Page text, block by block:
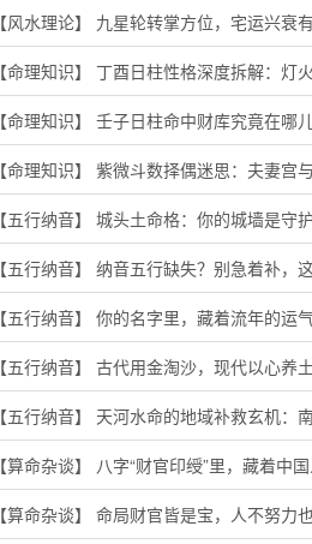
【风水理论】 九星轮转掌方位，宅运兴
【命理知识】 丁酉日柱性格深度拆解：
【命理知识】 壬子日柱命中财库究竟在哪
【命理知识】 紫微斗数择偶迷思：夫妻
【五行纳音】 城头土命格：你的城墙是守
【五行纳音】 纳音五行缺失？别急着补，
【五行纳音】 你的名字里，藏着流年的运
【五行纳音】 古代用金淘沙，现代以心养
【五行纳音】 天河水命的地域补救玄机：
【算命杂谈】 八字“财官印绶”里，藏着中
【算命杂谈】 命局财官皆是宝，人不努